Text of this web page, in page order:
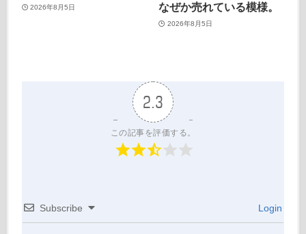
2026年8月5日
なぜか売れている模様。
2026年8月5日
2.3
この記事を評価する。
Subscribe Login